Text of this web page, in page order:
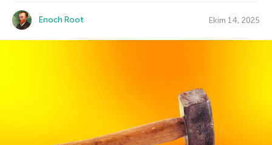
Enoch Root Ekim 14, 2025